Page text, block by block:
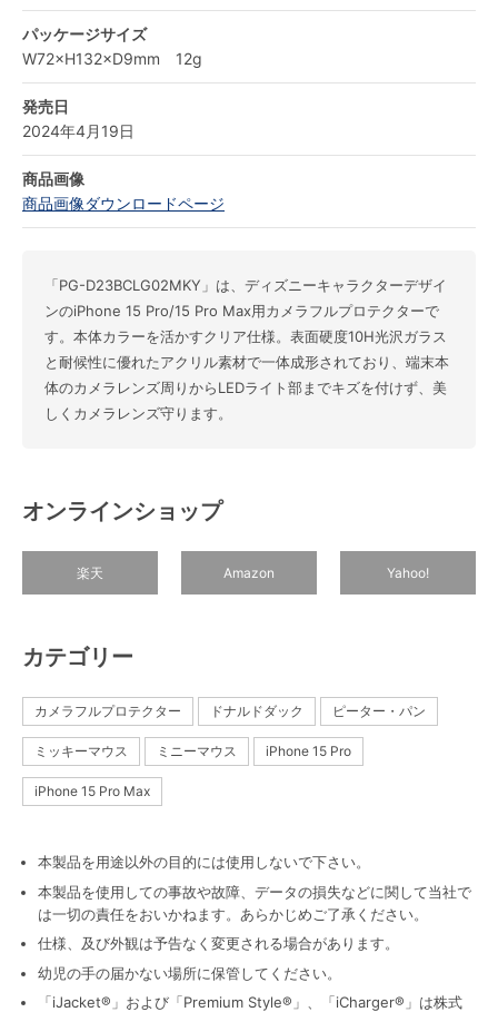
パッケージサイズ
W72×H132×D9mm 12g
発売日
2024年4月19日
商品画像
商品画像ダウンロードページ
「PG-D23BCLG02MKY」は、ディズニーキャラクターデザイ
ンのiPhone 15 Pro/15 Pro Max用カメラフルプロテクターで
す。本体カラーを活かすクリア仕様。表面硬度10H光沢ガラス
と耐候性に優れたアクリル素材で一体成形されており、端末本
体のカメラレンズ周りからLEDライト部までキズを付けず、美
しくカメラレンズ守ります。
オンラインショップ
楽天 Amazon Yahoo!
カテゴリー
カメラフルプロテクター ドナルドダック ピーター・パン
ミッキーマウス ミニーマウス iPhone 15 Pro
iPhone 15 Pro Max
本製品を用途以外の目的には使用しないで下さい。
本製品を使用しての事故や故障、データの損失などに関して当社で
は一切の責任をおいかねます。あらかじめご了承ください。
仕様、及び外観は予告なく変更される場合があります。
幼児の手の届かない場所に保管してください。
「iJacket®」および「Premium Style®」、「iCharger®」は株式